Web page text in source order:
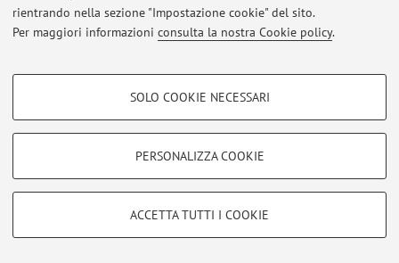
rientrando nella sezione "Impostazione cookie" del sito.
Per maggiori informazioni consulta la nostra Cookie policy.
COOKIE DI PROFILAZIONE - FACOLTATIVI
COOKIE TECNICI - NECESSARI
Si tratta di cookie tecnici utilizzati, a titolo esemplificativo, per il corretto
SOLO COOKIE NECESSARI
PERSONALIZZA COOKIE
ACCETTA TUTTI I COOKIE
Area riservata
Accedi tramite login per gestire tutti i contenuti del sito.
© 2026 - ALMA MATER STUDIORUM - Università di Bologna - Via
Zamboni, 33 - 40126 Bologna - Partita IVA: 01131710376
Privacy|Note legali|Impostazioni Cookie